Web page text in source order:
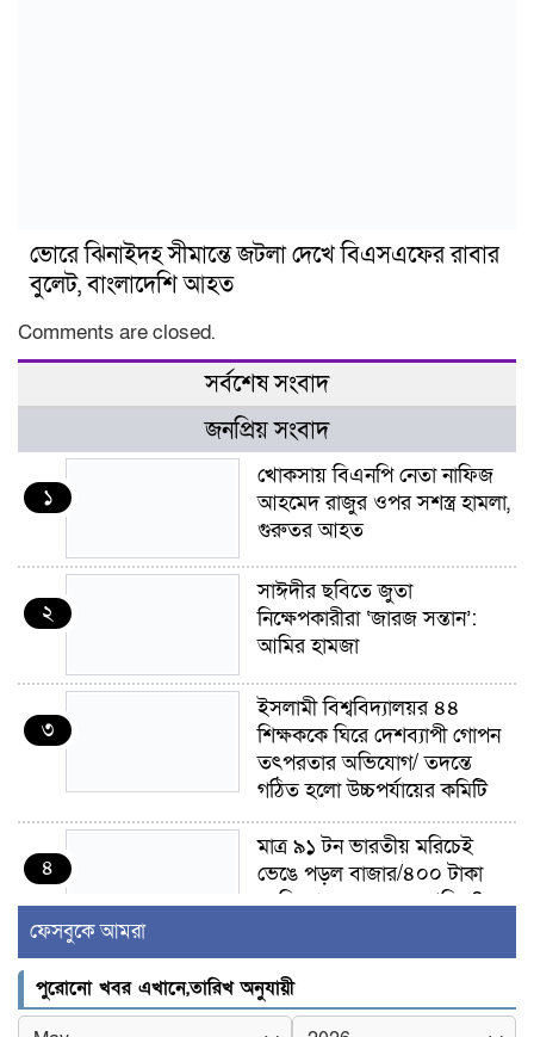
ভোরে ঝিনাইদহ সীমান্তে জটলা দেখে বিএসএফের রাবার
বুলেট, বাংলাদেশি আহত
Comments are closed.
সর্বশেষ সংবাদ
জনপ্রিয় সংবাদ
১
খোকসায় বিএনপি নেতা নাফিজ
আহমেদ রাজুর ওপর সশস্ত্র হামলা,
গুরুতর আহত
২
সাঈদীর ছবিতে জুতা
নিক্ষেপকারীরা ‘জারজ সন্তান’:
আমির হামজা
৩
ইসলামী বিশ্ববিদ্যালয়র ৪৪
শিক্ষককে ঘিরে দেশব্যাপী গোপন
তৎপরতার অভিযোগ/ তদন্তে
গঠিত হলো উচ্চপর্যায়ের কমিটি
৪
মাত্র ৯১ টন ভারতীয় মরিচেই
ভেঙে পড়ল বাজার/৪০০ টাকা
কেজি দাম কে ধরে রেখেছিল?
৫
জুলাই আন্দোলন ছিল সম্মিলিত,
লক্ষ্য হওয়া উচিত ঐক্য ও
রাষ্ট্রগঠন
ফেসবুকে আমরা
পুরোনো খবর এখানে,তারিখ অনুযায়ী